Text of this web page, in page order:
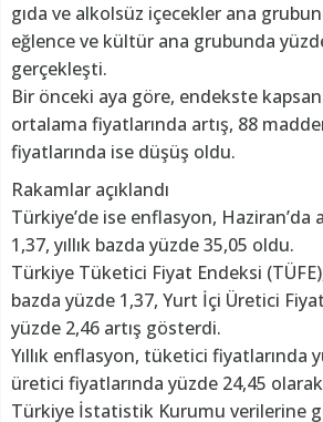
gıda ve alkolsüz içecekler ana
eğlence ve kültür ana grubunda
gerçekleşti.
Bir önceki aya göre, endekste
ortalama fiyatlarında artış, 88
fiyatlarında ise düşüş oldu.
Rakamlar açıklandı
Türkiye’de ise enflasyon, Haziran’da
1,37, yıllık bazda yüzde 35,05 oldu.
Türkiye Tüketici Fiyat Endeksi
bazda yüzde 1,37, Yurt İçi Üretici
yüzde 2,46 artış gösterdi.
Yıllık enflasyon, tüketici fiyatlarında
üretici fiyatlarında yüzde 24,45
Türkiye İstatistik Kurumu verilerine